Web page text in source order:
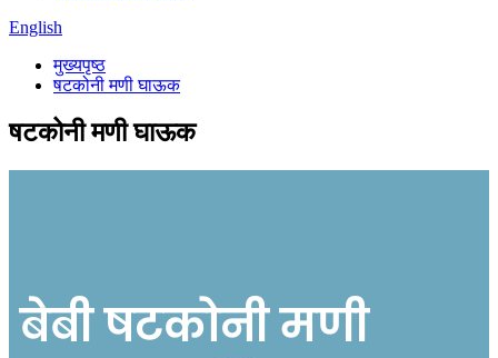
English
मुख्यपृष्ठ
षटकोनी मणी घाऊक
षटकोनी मणी घाऊक
बेबी षटकोनी मणी